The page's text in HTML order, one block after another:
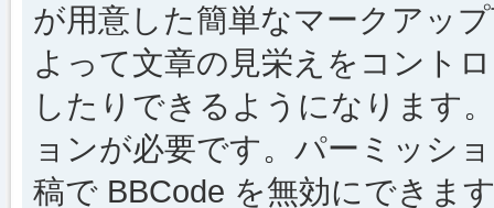
が用意した簡単なマークアッ
よって文章の見栄えをコント
したりできるようになります
ョンが必要です。パーミッシ
稿で BBCode を無効にできま